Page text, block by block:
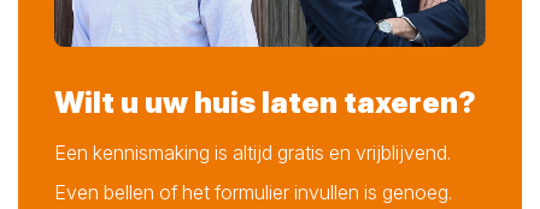
Wilt u uw huis laten taxeren?
Een kennismaking is altijd gratis en vrijblijvend.
Even bellen of het formulier invullen is genoeg.